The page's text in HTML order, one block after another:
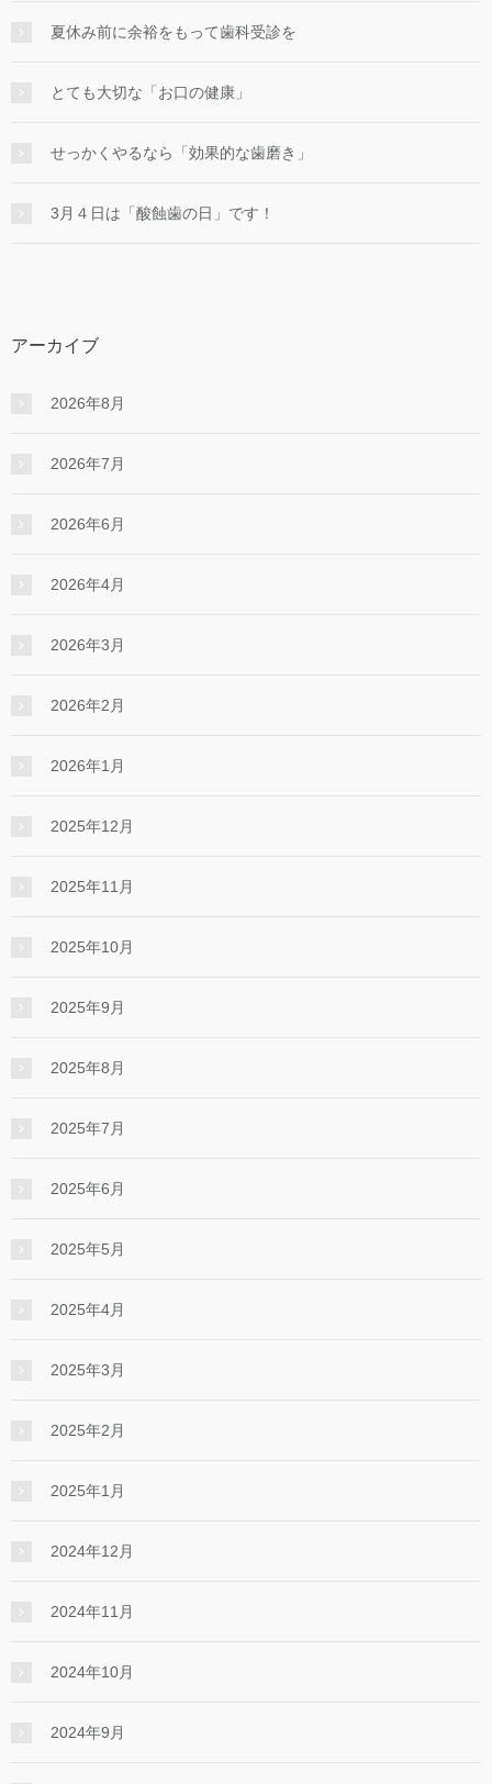
夏休み前に余裕をもって歯科受診を
とても大切な「お口の健康」
せっかくやるなら「効果的な⻭磨き」
3月４日は「酸蝕歯の日」です！
アーカイブ
2026年8月
2026年7月
2026年6月
2026年4月
2026年3月
2026年2月
2026年1月
2025年12月
2025年11月
2025年10月
2025年9月
2025年8月
2025年7月
2025年6月
2025年5月
2025年4月
2025年3月
2025年2月
2025年1月
2024年12月
2024年11月
2024年10月
2024年9月